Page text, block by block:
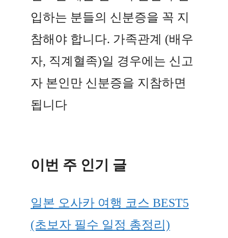
입하는 분들의 신분증을 꼭 지
참해야 합니다. 가족관계 (배우
자, 직계혈족)일 경우에는 신고
자 본인만 신분증을 지참하면
됩니다
이번 주 인기 글
일본 오사카 여행 코스 BEST5
(초보자 필수 일정 총정리)